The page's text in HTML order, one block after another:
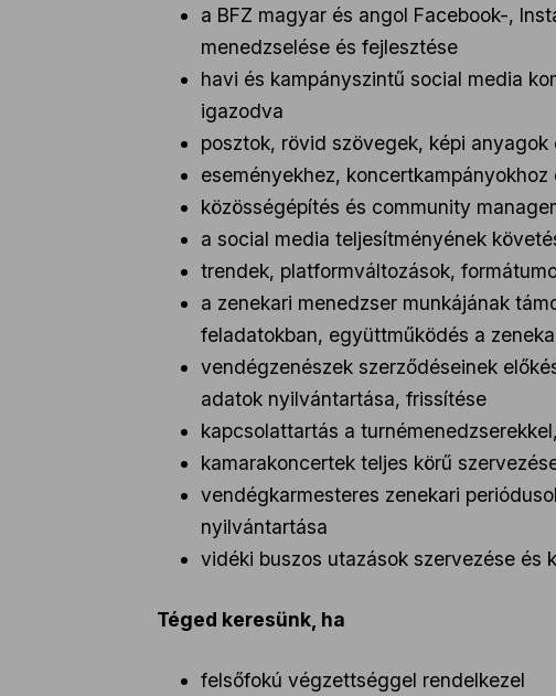
a BFZ magyar és angol Facebook-,
menedzselése és fejlesztése
havi és kampányszintű social media
igazodva
posztok, rövid szövegek, képi
eseményekhez,
közösségépítés és community
a social media teljesítményének
trendek, platformváltozások,
a zenekari menedzser munkájának
feladatokban, együttműködés a
vendégzenészek szerződéseinek
adatok nyilvántartása, frissítése
kapcsolattartás a
kamarakoncertek teljes körű
vendégkarmesteres zenekari
nyilvántartása
vidéki buszos utazások szervezése és
Téged keresünk, ha
felsőfokú végzettséggel rendelkezel